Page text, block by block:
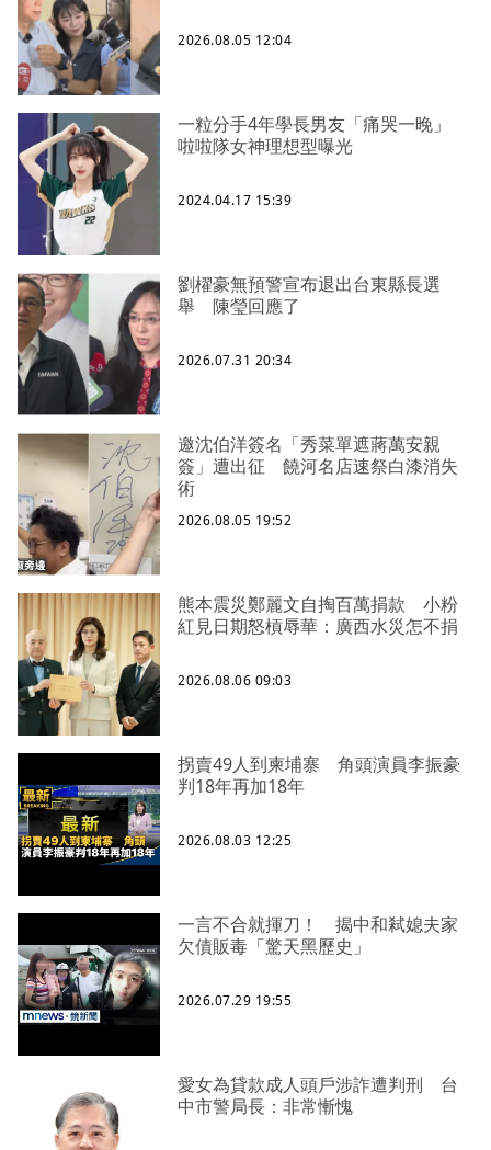
2026.08.05 12:04
一粒分手4年學長男友「痛哭一晚」
啦啦隊女神理想型曝光
2024.04.17 15:39
劉櫂豪無預警宣布退出台東縣長選
舉 陳瑩回應了
2026.07.31 20:34
邀沈伯洋簽名「秀菜單遮蔣萬安親
簽」遭出征 饒河名店速祭白漆消失
術
2026.08.05 19:52
熊本震災鄭麗文自掏百萬捐款 小粉
紅見日期怒槓辱華：廣西水災怎不捐
2026.08.06 09:03
拐賣49人到柬埔寨 角頭演員李振豪
判18年再加18年
2026.08.03 12:25
一言不合就揮刀！ 揭中和弒媳夫家
欠債販毒「驚天黑歷史」
2026.07.29 19:55
愛女為貸款成人頭戶涉詐遭判刑 台
中市警局長：非常慚愧